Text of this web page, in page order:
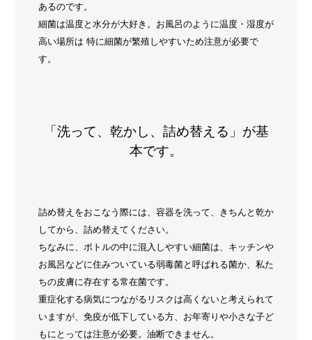
あるのです。
細菌は温度と水分が大好き。お風呂のように温度・湿度が
高い場所は 特に細菌が繁殖しやすいため注意が必要で
す。
「洗って、乾かし、詰め替える」が基
本です。
詰め替えをおこなう際には、容器を洗って、きちんと乾か
してから、詰め替えてください。
ちなみに、ボトルの中に混入しやすい細菌は、キッチンや
お風呂などに住みついている弱毒菌と呼ばれる菌か、私た
ちの皮膚に存在する常在菌です。
重症化する病気につながるリスクは高くないと考えられて
いますが、免疫が低下している方、お年寄りや小さな子ど
もにとっては注意が必要。油断できません。